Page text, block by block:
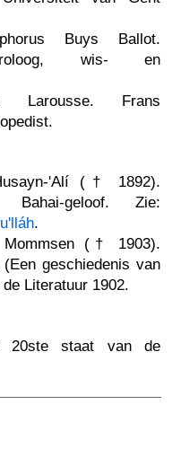
Buys Ballot.
wis- en
Larousse. Frans
'Alí († 1892).
geloof. Zie:
.
Mommsen († 1903).
geschiedenis van
Literatuur 1902.
20ste staat van de